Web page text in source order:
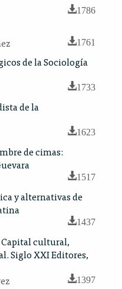
1786
1761
de la Sociología
1733
de la
1623
de cimas:
1517
y alternativas de
1437
Capital cultural,
Siglo XXI Editores,
1397